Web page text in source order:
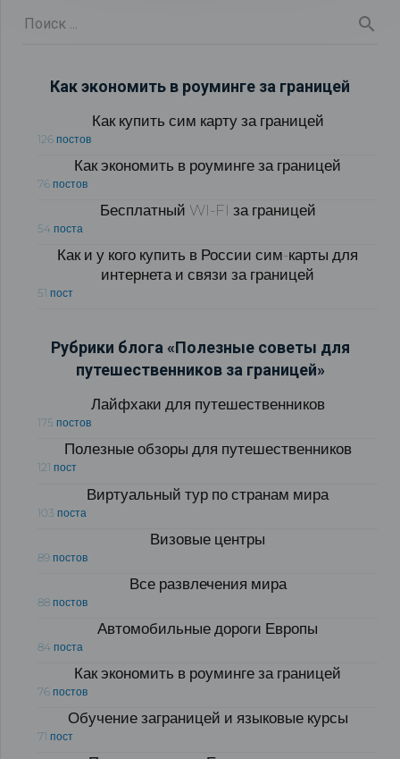
Как экономить в роуминге за границей
Как купить сим карту за границей
126 постов
Как экономить в роуминге за границей
76 постов
Бесплатный WI-FI за границей
54 поста
Как и у кого купить в России сим-карты для
интернета и связи за границей
51 пост
Рубрики блога «Полезные советы для
путешественников за границей»
Лайфхаки для путешественников
175 постов
Полезные обзоры для путешественников
121 пост
Виртуальный тур по странам мира
103 поста
Визовые центры
89 постов
Все развлечения мира
88 постов
Автомобильные дороги Европы
84 поста
Как экономить в роуминге за границей
76 постов
Обучение заграницей и языковые курсы
71 пост